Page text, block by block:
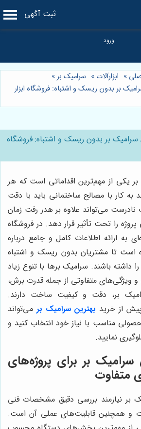
ثبت آگهی
» ابزارآلات » سرامیک بر»
بر بدون ریسک و اشتباه: فروشگاه ابزار
بر بدون ریسک و اشتباه: فروشگاه
یکی از مهم‌ترین اقداماتی است که هر
به کار با مصالح ساختمانی باید با دقت
نادرست می‌تواند علاوه بر هدر رفت زمان
را تحت تأثیر قرار دهد. در فروشگاه
به ارائه اطلاعات کامل و جامع درباره
است تا مشتریان بدون ریسک و اشتباه
را داشته باشند. سرامیک برها با تنوع زیاد
و ویژگی‌های متفاوتی از جمله قدرت برش،
بر، دقت و کیفیت ساخت دارند.
از خرید بهترین سرامیک بر می‌تواند
مناسب با نیاز خود انتخاب کنید و
نمایید.
سرامیک بر برای پروژه‌های
متفاوت
بر نیازمند بررسی دقیق مشخصات فنی
و همچنین قابلیت‌های عملی آن است.